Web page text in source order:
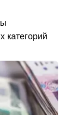
категорий